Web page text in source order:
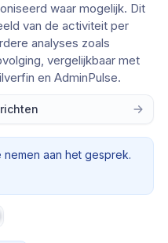
waar mogelijk. Dit
van de activiteit per
analyses zoals
vergelijkbaar met
en AdminPulse.
aan het gesprek.